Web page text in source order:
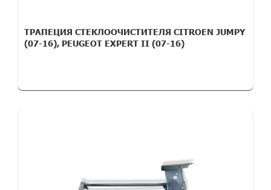
ТРАПЕЦИЯ СТЕКЛООЧИСТИТЕЛЯ CITROEN JUMPY
(07-16), PEUGEOT EXPERT II (07-16)